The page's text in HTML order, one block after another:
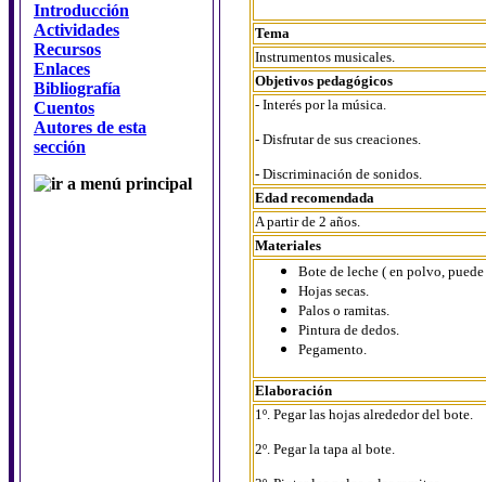
Introducción
Actividades
Recursos
Enlaces
Bibliografía
Cuentos
Autores de esta
sección
Tema
Instrumentos musicales.
Objetivos pedagógicos
- Interés por la música.
- Disfrutar de sus creaciones.
- Discriminación de sonidos.
Edad recomendada
A partir de 2 años.
Materiales
Bote de leche ( en polvo,
Hojas secas.
Palos o ramitas.
Pintura de dedos.
Pegamento.
Elaboración
1º. Pegar las hojas alrededor del bote.
2º. Pegar la tapa al bote.